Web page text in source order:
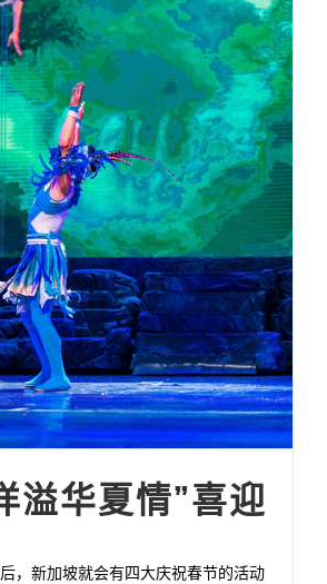
溢华夏情”喜迎
，新加坡就会有四大庆祝春节的活动